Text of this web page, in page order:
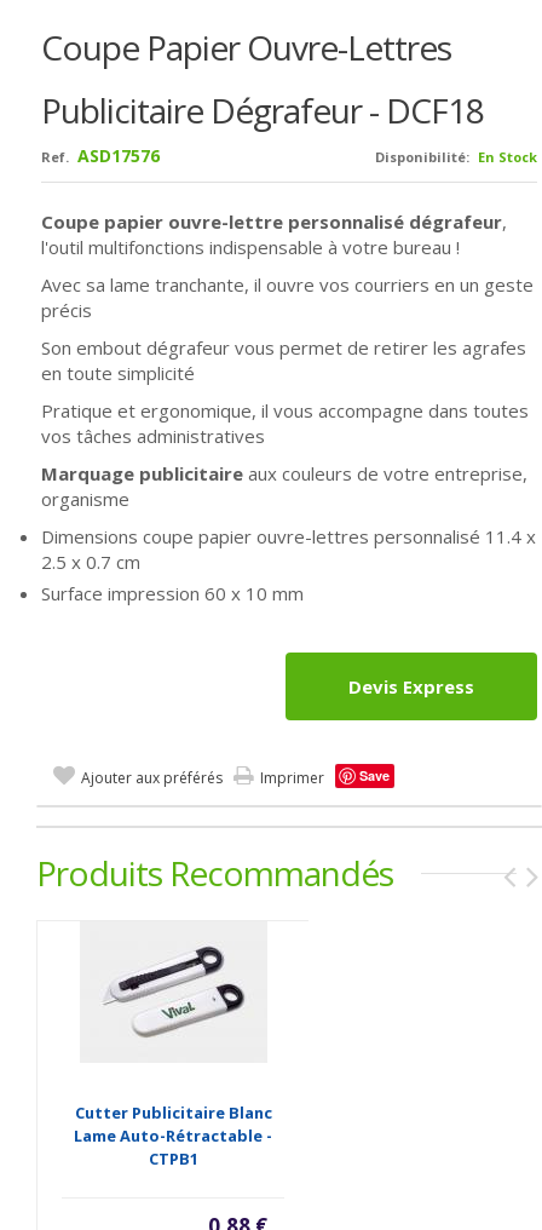
Coupe Papier Ouvre-Lettres
Publicitaire Dégrafeur - DCF18
Disponibilité: En Stock
Ref. ASD17576
Coupe papier ouvre-lettre personnalisé dégrafeur,
l'outil multifonctions indispensable à votre bureau !
Avec sa lame tranchante, il ouvre vos courriers en un geste
précis
Son embout dégrafeur vous permet de retirer les agrafes
en toute simplicité
Pratique et ergonomique, il vous accompagne dans toutes
vos tâches administratives
Marquage publicitaire aux couleurs de votre entreprise,
organisme
Dimensions coupe papier ouvre-lettres personnalisé 11.4 x
2.5 x 0.7 cm
Surface impression 60 x 10 mm
Devis Express
Ajouter aux préférés Imprimer Save
Produits Recommandés
Cutter Publicitaire Blanc
Lame Auto-Rétractable -
CTPB1